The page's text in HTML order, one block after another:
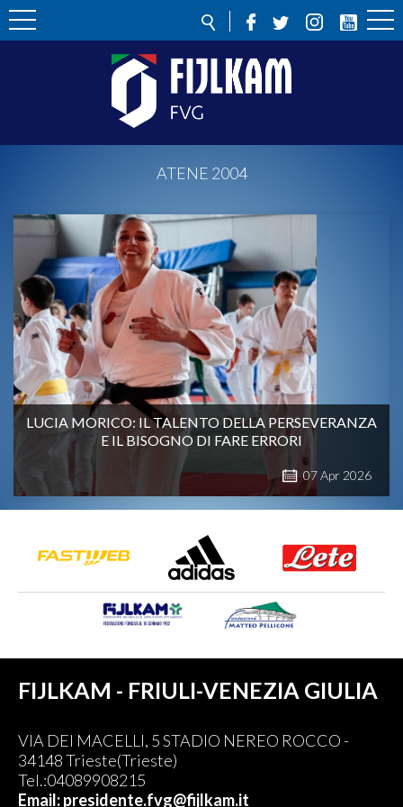
ATENE 2004
LUCIA MORICO: IL TALENTO DELLA PERSEVERANZA
E IL BISOGNO DI FARE ERRORI
07Apr 2026
FIJLKAM - FRIULI-VENEZIA GIULIA
VIA DEI MACELLI, 5 STADIO NEREO ROCCO -
34148 Trieste(Trieste)
Tel.:04089908215
Email: presidente.fvg@fijlkam.it